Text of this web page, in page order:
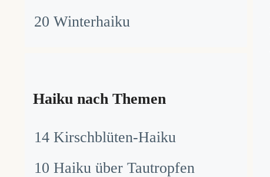
20 Winterhaiku
Haiku nach Themen
14 Kirschblüten-Haiku
10 Haiku über Tautropfen